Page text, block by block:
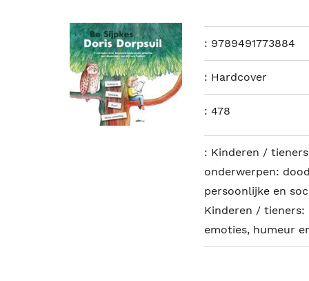
: 9789491773884
: Hardcover
: 478
: Kinderen /
onderwerpen:
persoonlijke en
Kinderen / tieners:
emoties, humeur